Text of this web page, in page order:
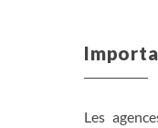
Les